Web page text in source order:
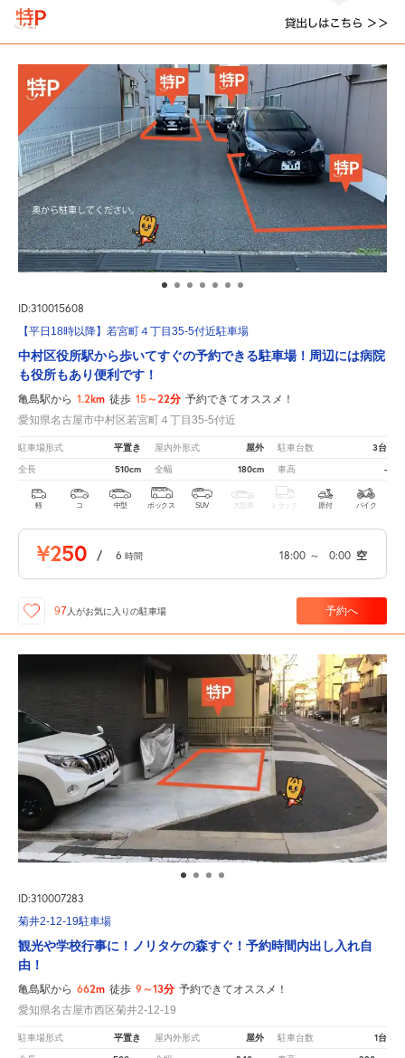
ID:310015608
【平日18時以降】若宮町４丁目35-5付近駐車場
中村区役所駅から歩いてすぐの予約できる駐車場！周辺には病院
も役所もあり便利です！
亀島駅から 1.2km 徒歩 15～22分 予約できてオススメ！
愛知県名古屋市中村区若宮町４丁目35-5付近
駐車場形式 平置き 屋内外形式 屋外 駐車台数 3台
全長 510cm 全幅 180cm 車高 -
軽 コ 中型 ボックス SUV 大型車 トラック 原付 バイク
¥250 / 6 時間 18:00 ～ 0:00 空
97 人がお気に入りの駐車場 予約へ
ID:310007283
菊井2-12-19駐車場
観光や学校行事に！ノリタケの森すぐ！予約時間内出し入れ自
由！
亀島駅から 662m 徒歩 9～13分 予約できてオススメ！
愛知県名古屋市西区菊井2-12-19
駐車場形式 平置き 屋内外形式 屋外 駐車台数 1台